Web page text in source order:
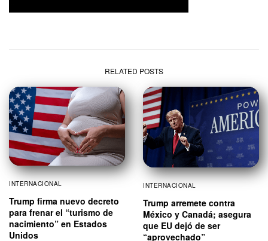
RELATED POSTS
INTERNACIONAL
Trump firma nuevo decreto
para frenar el “turismo de
nacimiento” en Estados
Unidos
INTERNACIONAL
Trump arremete contra
México y Canadá; asegura
que EU dejó de ser
“aprovechado”